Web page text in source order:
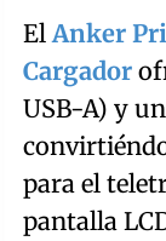
El Anker
Cargador
USB-A) y
para el
pantalla